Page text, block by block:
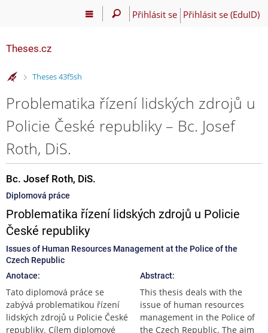
Přihlásit se Přihlásit se (EduID)
Theses.cz
>
Theses 43f5sh
Problematika řízení lidských zdrojů u
Policie České republiky – Bc. Josef
Roth, DiS.
Bc. Josef Roth, DiS.
Diplomová práce
Problematika řízení lidských zdrojů u Policie
České republiky
Issues of Human Resources Management at the Police of the
Czech Republic
Anotace:
Tato diplomová práce se
zabývá problematikou řízení
lidských zdrojů u Policie České
republiky. Cílem diplomové
Abstract:
This thesis deals with the
issue of human resources
management in the Police of
the Czech Republic. The aim